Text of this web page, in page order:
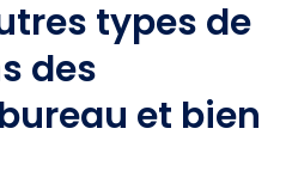
types de
des
et bien